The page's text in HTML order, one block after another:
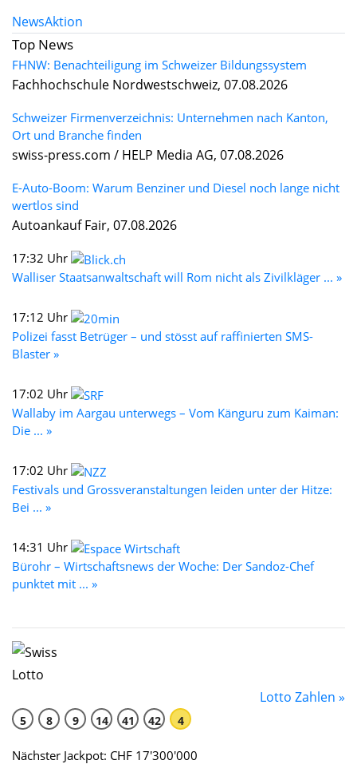
NewsAktion
Top News
FHNW: Benachteiligung im Schweizer Bildungssystem
Fachhochschule Nordwestschweiz, 07.08.2026
Schweizer Firmenverzeichnis: Unternehmen nach Kanton,
Ort und Branche finden
swiss-press.com / HELP Media AG, 07.08.2026
E-Auto-Boom: Warum Benziner und Diesel noch lange nicht
wertlos sind
Autoankauf Fair, 07.08.2026
17:32 Uhr
Walliser Staatsanwaltschaft will Rom nicht als Zivilkläger ... »
17:12 Uhr
Polizei fasst Betrüger – und stösst auf raffinierten SMS-
Blaster »
17:02 Uhr
Wallaby im Aargau unterwegs – Vom Känguru zum Kaiman:
Die ... »
17:02 Uhr
Festivals und Grossveranstaltungen leiden unter der Hitze:
Bei ... »
14:31 Uhr
Bürohr – Wirtschaftsnews der Woche: Der Sandoz-Chef
punktet mit ... »
Lotto Zahlen »
5 8 9 14 41 42 4
Nächster Jackpot: CHF 17'300'000